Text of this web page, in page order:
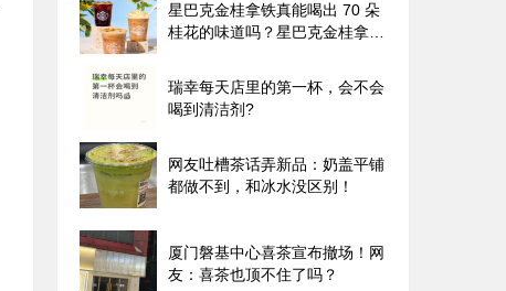
星巴克金桂拿铁真能喝出 70 朵
桂花的味道吗？星巴克金桂拿铁
瑞幸每天店里的第一杯，会不会
喝到清洁剂?
网友吐槽茶话弄新品：奶盖平铺
都做不到，和冰水没区别！
厦门磐基中心喜茶宣布撤场！网
友：喜茶也顶不住了吗？